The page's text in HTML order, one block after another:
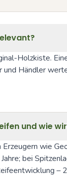
Holzkiste.
Händler
und wie
wie
bei